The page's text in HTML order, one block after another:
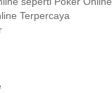
Terpercaya